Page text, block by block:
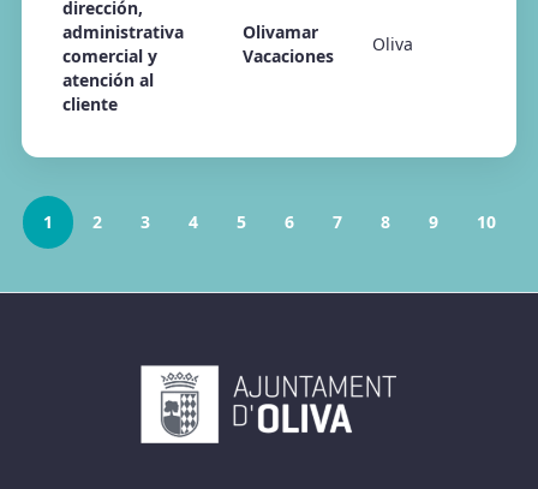
dirección,
administrativa
comercial y
atención al
cliente
Olivamar
Vacaciones
Oliva
1 2 3 4 5 6 7 8 9 10